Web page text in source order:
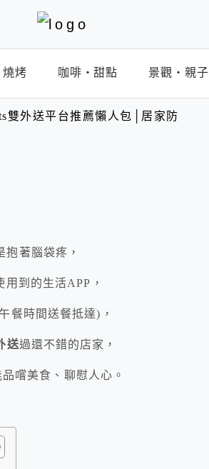
烤 咖啡‧甜點 景觀‧親子
雙外送平台推薦懶人包│居家防
著腦袋疼，
到的生活APP，
餐時間送餐抵達)，
送過還不錯的店家，
嚐美食、聊慰人心。